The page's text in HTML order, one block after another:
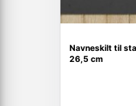
Navneskilt til
26,5 cm